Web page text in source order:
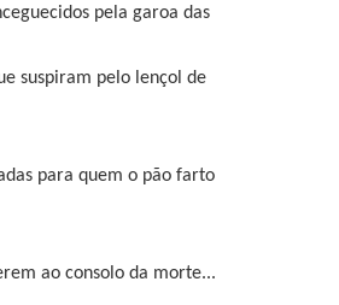
pela garoa das
suspiram pelo lençol de
para quem o pão farto
ao consolo da morte...